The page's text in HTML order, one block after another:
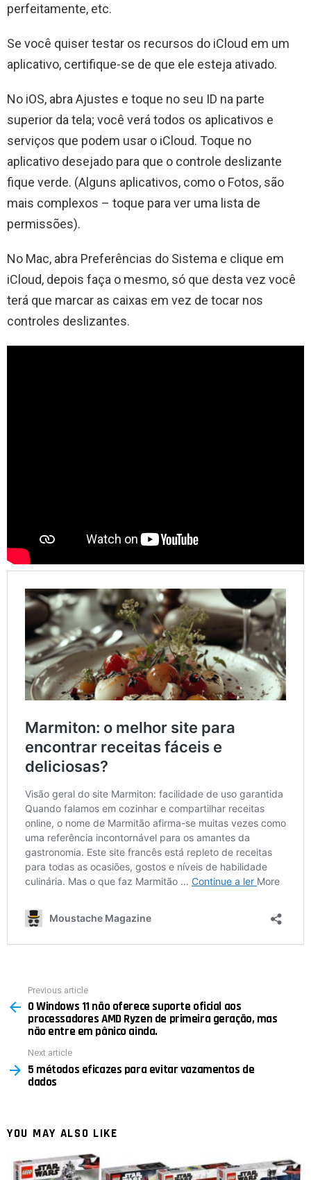
perfeitamente, etc.
Se você quiser testar os recursos do iCloud em um
aplicativo, certifique-se de que ele esteja ativado.
No iOS, abra Ajustes e toque no seu ID na parte
superior da tela; você verá todos os aplicativos e
serviços que podem usar o iCloud. Toque no
aplicativo desejado para que o controle deslizante
fique verde. (Alguns aplicativos, como o Fotos, são
mais complexos – toque para ver uma lista de
permissões).
No Mac, abra Preferências do Sistema e clique em
iCloud, depois faça o mesmo, só que desta vez você
terá que marcar as caixas em vez de tocar nos
controles deslizantes.
more
Previous article
O Windows 11 não oferece suporte oficial aos
processadores AMD Ryzen de primeira geração, mas
não entre em pânico ainda.
Next article
5 métodos eficazes para evitar vazamentos de
dados
YOU MAY ALSO LIKE